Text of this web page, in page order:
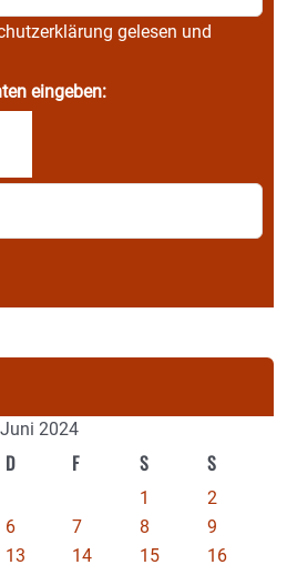
gelesen und
eingeben:
Juni 2024
D F S S
1
2
6 7 8
9
13 14 15
16